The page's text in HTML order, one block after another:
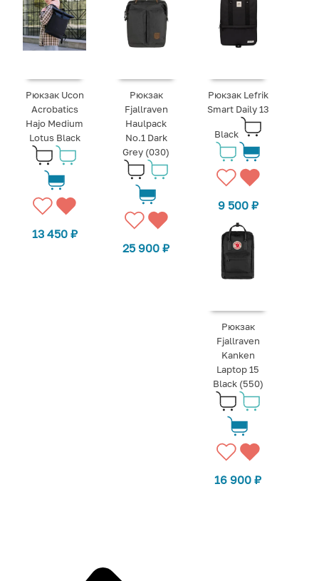
Рюкзак Ucon
Acrobatics
Hajo Medium
Lotus Black
13 450 ₽
Рюкзак
Fjallraven
Haulpack
No.1 Dark
Grey (030)
25 900₽
Рюкзак Lefrik
Smart Daily 13
Black
9 500 ₽
Рюкзак
Fjallraven
Kanken
Laptop 15
Black (550)
16 900₽